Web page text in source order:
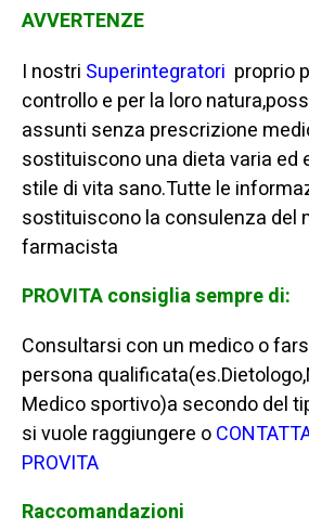
AVVERTENZE
I nostri Superintegratori proprio
controllo e per la loro
assunti senza prescrizione
sostituiscono una dieta varia ed
stile di vita sano.Tutte le
sostituiscono la consulenza del
farmacista
PROVITA consiglia sempre di:
Consultarsi con un medico o
persona
Medico sportivo)a secondo del
si vuole raggiungere o
PROVITA
Raccomandazioni